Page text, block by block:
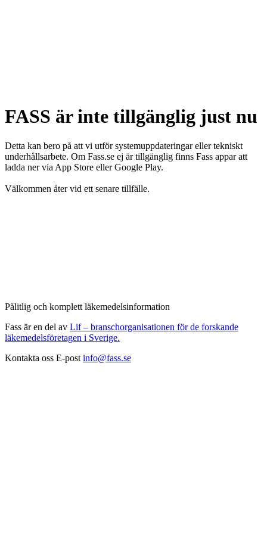
FASS är inte tillgänglig just nu
Detta kan bero på att vi utför systemuppdateringar eller tekniskt
underhållsarbete. Om Fass.se ej är tillgänglig finns Fass appar att
ladda ner via App Store eller Google Play.
Välkommen åter vid ett senare tillfälle.
Pålitlig och komplett läkemedelsinformation
Fass är en del av Lif – branschorganisationen för de forskande
läkemedelsföretagen i Sverige.
Kontakta oss E-post info@fass.se